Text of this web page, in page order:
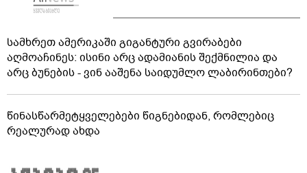
სამხრეთ ამერიკაში გიგანტური გვირაბები
აღმოაჩინეს: ისინი არც ადამიანის შექმნილია და
არც ბუნების - ვინ ააშენა საიდუმლო ლაბირინთები?
წინასწარმეტყველებები წიგნებიდან, რომლებიც
რეალურად ახდა